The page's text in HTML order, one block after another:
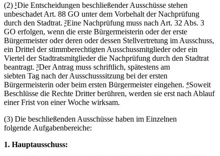
(2) ¹Die Entscheidungen beschließender Ausschüsse stehen
unbeschadet Art. 88 GO unter dem Vorbehalt der Nachprüfung
durch den Stadtrat. ²Eine Nachprüfung muss nach Art. 32 Abs. 3
GO erfolgen, wenn die erste Bürgermeisterin oder der erste
Bürgermeister oder deren oder dessen Stellvertretung im Ausschuss,
ein Drittel der stimmberechtigten Ausschussmitglieder oder ein
Viertel der Stadtratsmitglieder die Nachprüfung durch den Stadtrat
beantragt. ³Der Antrag muss schriftlich, spätestens am
siebten Tag nach der Ausschusssitzung bei der ersten
Bürgermeisterin oder beim ersten Bürgermeister eingehen. ⁴Soweit
Beschlüsse die Rechte Dritter berühren, werden sie erst nach Ablauf
einer Frist von einer Woche wirksam.
(3) Die beschließenden Ausschüsse haben im Einzelnen
folgende Aufgabenbereiche:
1. Hauptausschuss: